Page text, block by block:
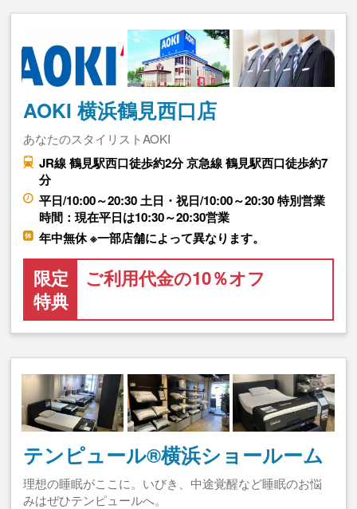
AOKI 横浜鶴見西口店
あなたのスタイリストAOKI
JR線 鶴見駅西口徒歩約2分 京急線 鶴見駅西口徒歩約7
分
平日/10:00～20:30 土日・祝日/10:00～20:30 特別営業
時間：現在平日は10:30～20:30営業
年中無休 ※一部店舗によって異なります。
限定
特典
ご利用代金の10％オフ
テンピュール®横浜ショールーム
理想の睡眠がここに。いびき、中途覚醒など睡眠のお悩
みはぜひテンピュールへ。